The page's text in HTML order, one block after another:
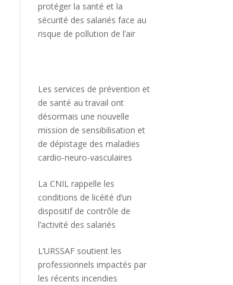
protéger la santé et la
sécurité des salariés face au
risque de pollution de l’air
Les services de prévention et
de santé au travail ont
désormais une nouvelle
mission de sensibilisation et
de dépistage des maladies
cardio-neuro-vasculaires
La CNIL rappelle les
conditions de licéité d’un
dispositif de contrôle de
l’activité des salariés
L’URSSAF soutient les
professionnels impactés par
les récents incendies